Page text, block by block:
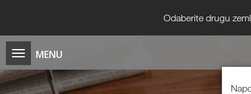
Odaberite drugu